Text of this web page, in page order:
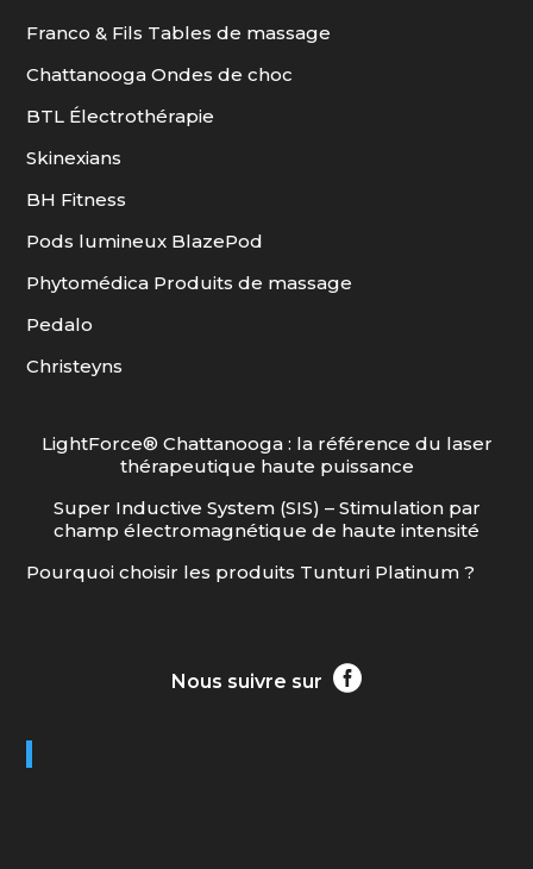
Franco & Fils Tables de massage
Chattanooga Ondes de choc
BTL Électrothérapie
Skinexians
BH Fitness
Pods lumineux BlazePod
Phytomédica Produits de massage
Pedalo
Christeyns
LightForce® Chattanooga : la référence du laser
thérapeutique haute puissance
Super Inductive System (SIS) – Stimulation par
champ électromagnétique de haute intensité
Pourquoi choisir les produits Tunturi Platinum ?
Nous suivre sur 